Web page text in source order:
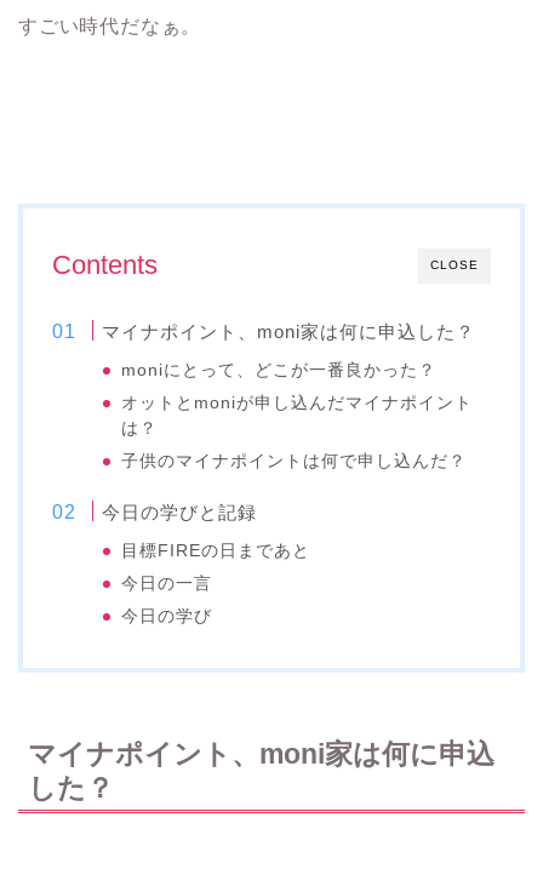
すごい時代だなぁ。
CLOSE
Contents
マイナポイント、moni家は何に申込した？
moniにとって、どこが一番良かった？
オットとmoniが申し込んだマイナポイント
は？
子供のマイナポイントは何で申し込んだ？
今日の学びと記録
目標FIREの日まであと
今日の一言
今日の学び
マイナポイント、moni家は何に申込
した？